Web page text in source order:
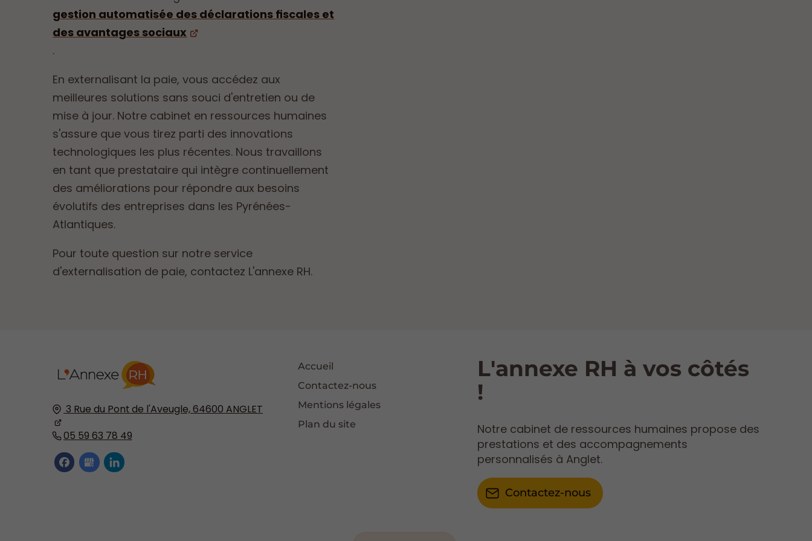
gestion automatisée des déclarations fiscales et
des avantages sociaux
.
En externalisant la paie, vous accédez aux
meilleures solutions sans souci d'entretien ou de
mise à jour. Notre cabinet en ressources humaines
s'assure que vous tirez parti des innovations
technologiques les plus récentes. Nous travaillons
en tant que prestataire qui intègre continuellement
des améliorations pour répondre aux besoins
évolutifs des entreprises dans les Pyrénées-
Atlantiques.
Pour toute question sur notre service
d'externalisation de paie, contactez L'annexe RH.
3 Rue du Pont de l'Aveugle,64600 ANGLET
05 59 63 78 49
Accueil
Contactez-nous
Mentions légales
Plan du site
L'annexe RH à vos côtés
!
Notre cabinet de ressources humaines propose des
prestations et des accompagnements
personnalisés à Anglet.
Contactez-nous